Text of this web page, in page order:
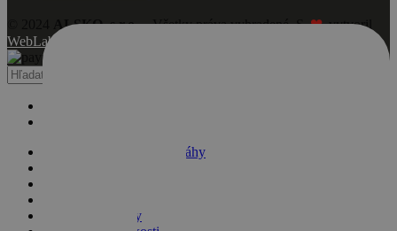
ALSKO, s.r.o.– Všetky práva vyhradené. S❤vytvoril
WebLab
Obchodné a kuchynské váhy
Laboratórne váhy